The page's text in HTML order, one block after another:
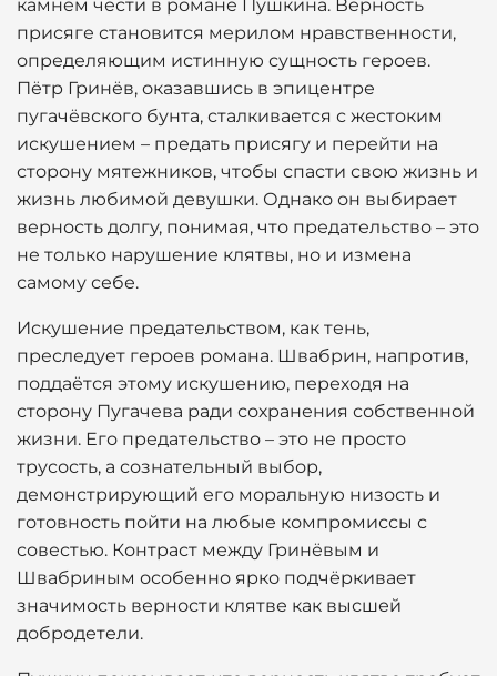
камнем чести в романе Пушкина. Верность
присяге становится мерилом нравственности,
определяющим истинную сущность героев.
Пётр Гринёв, оказавшись в эпицентре
пугачёвского бунта, сталкивается с жестоким
искушением – предать присягу и перейти на
сторону мятежников, чтобы спасти свою жизнь и
жизнь любимой девушки. Однако он выбирает
верность долгу, понимая, что предательство – это
не только нарушение клятвы, но и измена
самому себе.
Искушение предательством, как тень,
преследует героев романа. Швабрин, напротив,
поддаётся этому искушению, переходя на
сторону Пугачева ради сохранения собственной
жизни. Его предательство – это не просто
трусость, а сознательный выбор,
демонстрирующий его моральную низость и
готовность пойти на любые компромиссы с
совестью. Контраст между Гринёвым и
Швабриным особенно ярко подчёркивает
значимость верности клятве как высшей
добродетели.